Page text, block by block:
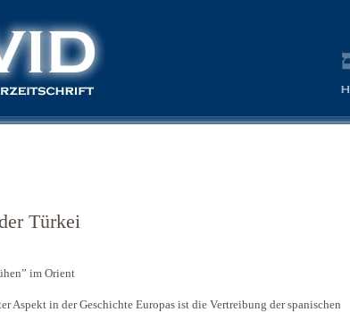
Türkei
im Orient
Aspekt in der Geschichte Europas ist die Vertreibung der spanischen